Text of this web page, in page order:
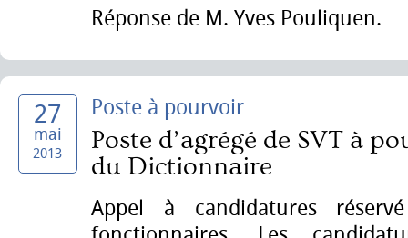
Réponse de M. Yves Pouliquen.
27
mai
2013
Poste à pourvoir
Poste d’agrégé de SVT à
du Dictionnaire
Appel à candidatures